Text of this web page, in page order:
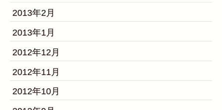
2013年2月
2013年1月
2012年12月
2012年11月
2012年10月